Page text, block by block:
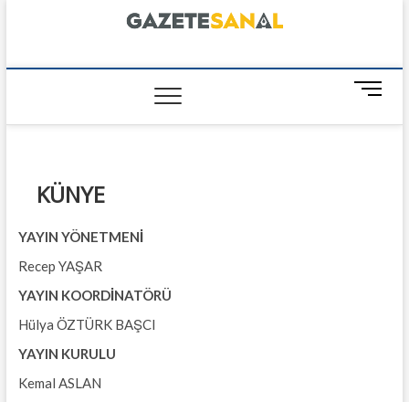
GazeteSanal
M
n
KÜNYE
YAYIN YÖNETMENİ
Recep YAŞAR
YAYIN KOORDİNATÖRÜ
Hülya ÖZTÜRK BAŞCI
YAYIN KURULU
Kemal ASLAN